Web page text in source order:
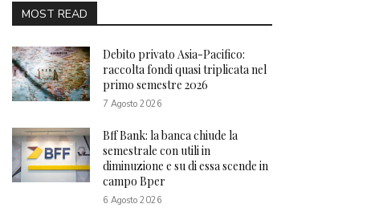
MOST READ
Debito privato Asia-Pacifico:
raccolta fondi quasi triplicata nel
primo semestre 2026
7 Agosto 2026
Bff Bank: la banca chiude la
semestrale con utili in
diminuzione e su di essa scende in
campo Bper
6 Agosto 2026